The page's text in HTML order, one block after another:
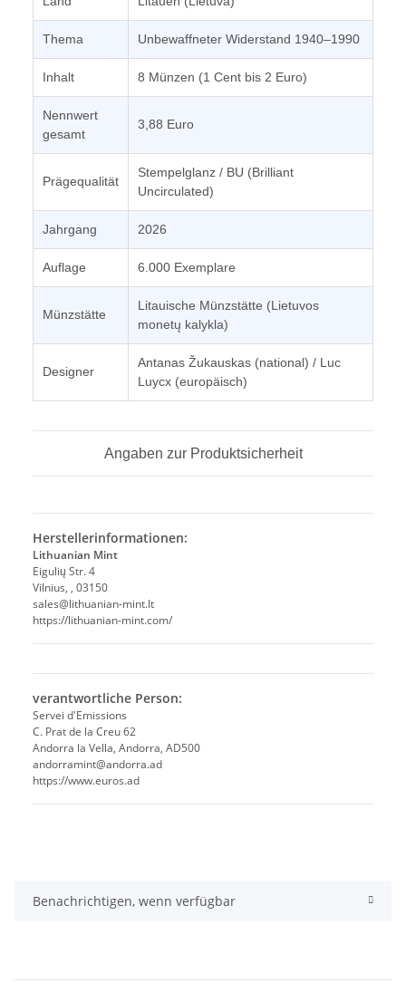
Thema Unbewaffneter Widerstand 1940–1990
Inhalt 8 Münzen (1 Cent bis 2 Euro)
Nennwert
gesamt
3,88 Euro
Prägequalität
Stempelglanz / BU (Brilliant
Uncirculated)
Jahrgang 2026
Auflage 6.000 Exemplare
Münzstätte
Litauische Münzstätte (Lietuvos
monetų kalykla)
Designer
Antanas Žukauskas (national) / Luc
Luycx (europäisch)
Angaben zur Produktsicherheit
Herstellerinformationen:
Lithuanian Mint
Eigulių Str. 4
Vilnius, , 03150
sales@lithuanian-mint.lt
https://lithuanian-mint.com/
verantwortliche Person:
Servei d'Emissions
C. Prat de la Creu 62
Andorra la Vella, Andorra, AD500
andorramint@andorra.ad
https://www.euros.ad
Benachrichtigen, wenn verfügbar